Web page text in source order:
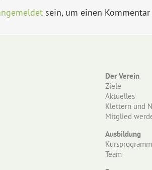
sein, um einen
Der Verein
Ziele
Aktuelles
Klettern und
Mitglied
Ausbildung
Kursprogramm
Team